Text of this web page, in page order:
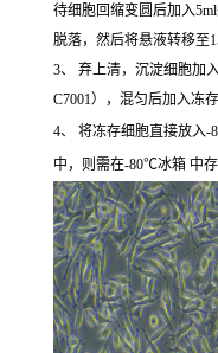
待细胞回缩变圆后加入
脱落，然后将悬液转移至
3、 弃上清，沉淀细胞加
C7001），混匀后加入冻存
4、 将冻存细胞直接放入
中，则需在-80℃冰箱 中存